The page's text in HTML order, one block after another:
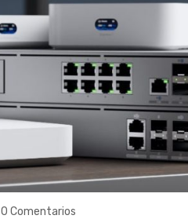
0 Comentarios